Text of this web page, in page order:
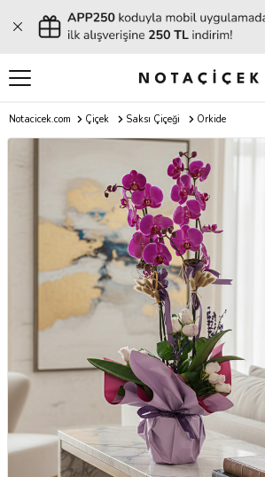
Notacicek.com Çiçek Saksı Çiçeği Orkide